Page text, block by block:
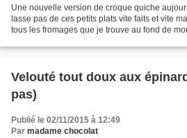
Une nouvelle version de croque quiche
lasse pas de ces petits plats vite faits et vite
tous les fromages que je trouve au fond de
Velouté tout doux aux
pas)
Publié le 02/11/2015 à 12:49
Par madame chocolat